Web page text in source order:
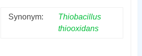
Synonym:
Thiobacillus
thiooxidans